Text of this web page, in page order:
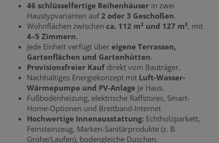
46 schlüsselfertige Reihenhäuser in zwei
Haustypvarianten auf2 oder 3 Geschoßen.
Wohnflächen zwischen ca. 112 m² und 127 m², mit
4–5 Zimmern.
Jede Einheit verfügt über eigene Terrassen,
Gartenflächen und Gartenhütten.
Provisionsfreier Kauf direkt vom Bauträger.
Nachhaltiges Energiekonzept mit Luft-Wasser-
Wärmepumpe und PV-Anlage je Haus.
Fußbodenheizung, elektrische Raffstores, Smart-
Home-Optionen und Breitband-Internet
Hochwertige Innenausstattung: Echtholzparkett,
Feinsteinzeug, Marken-Sanitärprodukte (z. B.
Grohe/Laufen), bodengleiche Duschen.